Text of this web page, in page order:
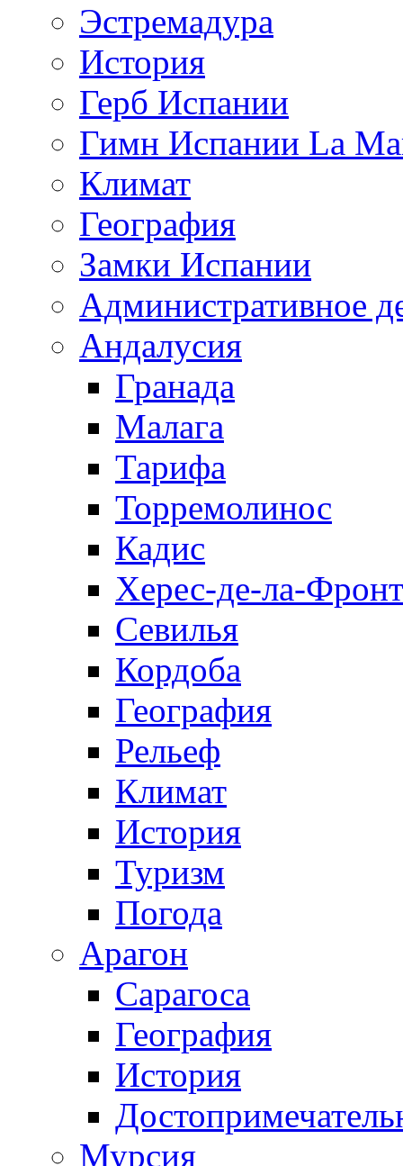
Эстремадура
История
Герб Испании
Гимн Испании La
Климат
География
Замки Испании
Административное
Андалусия
Гранада
Малага
Тарифа
Торремолинос
Кадис
Херес-де-ла-
Севилья
Кордоба
География
Рельеф
Климат
История
Туризм
Погода
Арагон
Сарагоса
География
История
Мурсия